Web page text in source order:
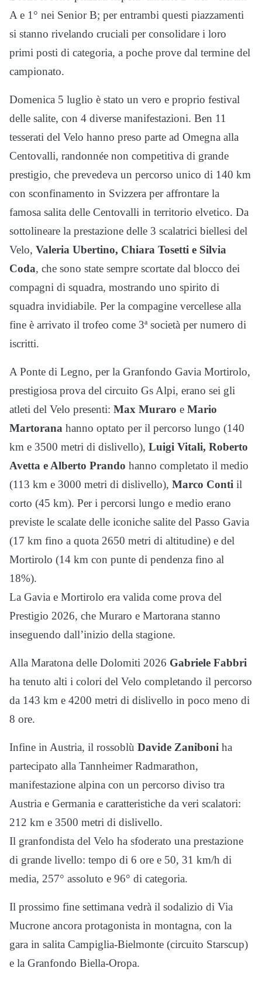
A e 1° nei Senior B; per entrambi questi piazzamenti
si stanno rivelando cruciali per consolidare i loro
primi posti di categoria, a poche prove dal termine del
campionato.
Domenica 5 luglio è stato un vero e proprio festival
delle salite, con 4 diverse manifestazioni. Ben 11
tesserati del Velo hanno preso parte ad Omegna alla
Centovalli, randonnée non competitiva di grande
prestigio, che prevedeva un percorso unico di 140 km
con sconfinamento in Svizzera per affrontare la
famosa salita delle Centovalli in territorio elvetico. Da
sottolineare la prestazione delle 3 scalatrici biellesi del
Velo, Valeria Ubertino, Chiara Tosetti e Silvia
Coda, che sono state sempre scortate dal blocco dei
compagni di squadra, mostrando uno spirito di
squadra invidiabile. Per la compagine vercellese alla
fine è arrivato il trofeo come 3ª società per numero di
iscritti.
A Ponte di Legno, per la Granfondo Gavia Mortirolo,
prestigiosa prova del circuito Gs Alpi, erano sei gli
atleti del Velo presenti: Max Muraro e Mario
Martorana hanno optato per il percorso lungo (140
km e 3500 metri di dislivello), Luigi Vitali, Roberto
Avetta e Alberto Prando hanno completato il medio
(113 km e 3000 metri di dislivello), Marco Conti il
corto (45 km). Per i percorsi lungo e medio erano
previste le scalate delle iconiche salite del Passo Gavia
(17 km fino a quota 2650 metri di altitudine) e del
Mortirolo (14 km con punte di pendenza fino al
18%).
La Gavia e Mortirolo era valida come prova del
Prestigio 2026, che Muraro e Martorana stanno
inseguendo dall’inizio della stagione.
Alla Maratona delle Dolomiti 2026 Gabriele Fabbri
ha tenuto alti i colori del Velo completando il percorso
da 143 km e 4200 metri di dislivello in poco meno di
8 ore.
Infine in Austria, il rossoblù Davide Zaniboni ha
partecipato alla Tannheimer Radmarathon,
manifestazione alpina con un percorso diviso tra
Austria e Germania e caratteristiche da veri scalatori:
212 km e 3500 metri di dislivello.
Il granfondista del Velo ha sfoderato una prestazione
di grande livello: tempo di 6 ore e 50, 31 km/h di
media, 257° assoluto e 96° di categoria.
Il prossimo fine settimana vedrà il sodalizio di Via
Mucrone ancora protagonista in montagna, con la
gara in salita Campiglia-Bielmonte (circuito Starscup)
e la Granfondo Biella-Oropa.